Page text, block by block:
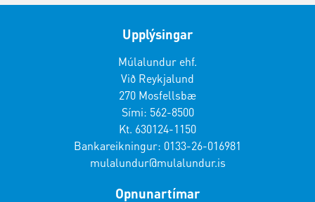
Upplýsingar
Múlalundur ehf.
Við Reykjalund
270 Mosfellsbæ
Sími: 562-8500
Kt. 630124-1150
Bankareikningur: 0133-26-016981
mulalundur@mulalundur.is
Opnunartímar